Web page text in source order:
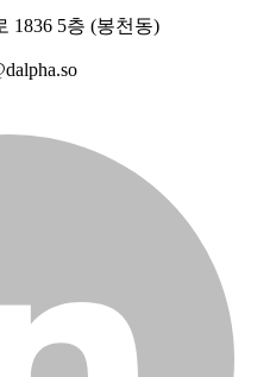
1836 5층 (봉천동)